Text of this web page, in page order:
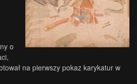
o
na pierwszy pokaz karykatur w